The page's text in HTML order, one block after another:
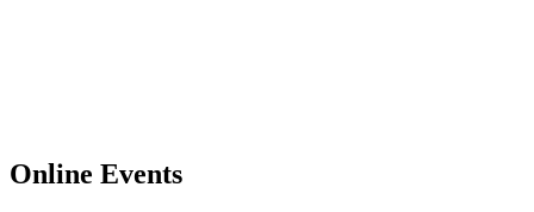
Online Events